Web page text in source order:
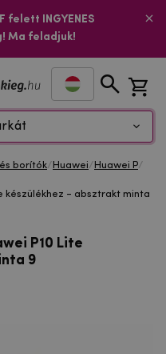
felett INGYENES
Ma feladjuk!
borítók/ Huawei/ Huawei P/
készülékhez - absztrakt minta
P10 Lite
9